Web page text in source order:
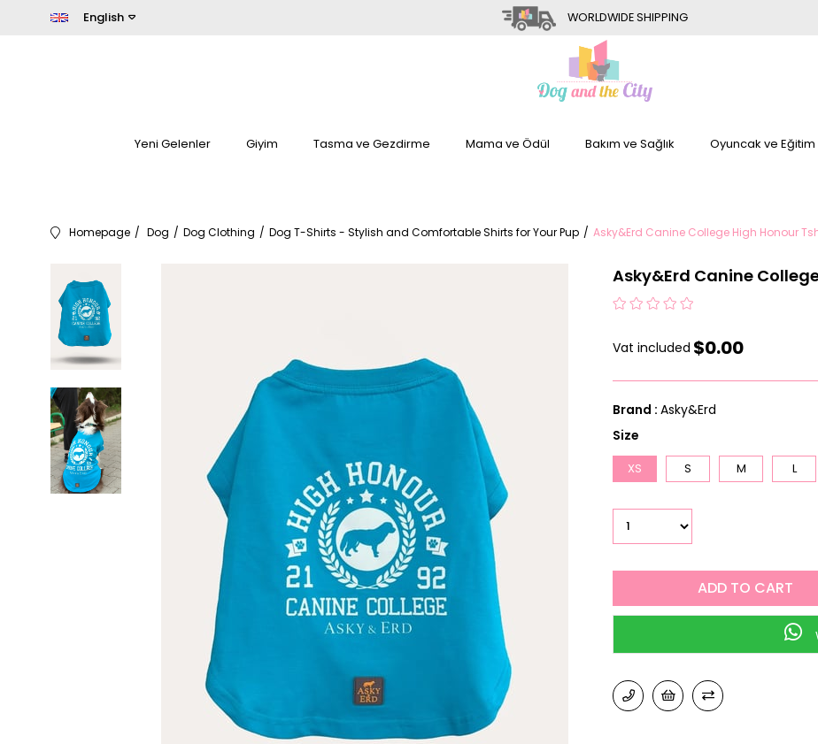
WORLDWIDE SHIPPING
English
Yeni Gelenler Giyim Tasma ve Gezdirme Mama ve Ödül Bakım ve Sağlık Oyuncak ve Eğitim
Homepage Dog Dog Clothing Dog T-Shirts - Stylish and Comfortable Shirts for Your Pup Asky&Erd Canine College High Honour
Asky&Erd Canine
Vat included $0.00
Brand : Asky&Erd
Size
XS S M L